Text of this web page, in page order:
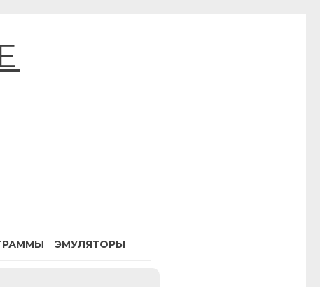
ЭМУЛЯТОРЫ